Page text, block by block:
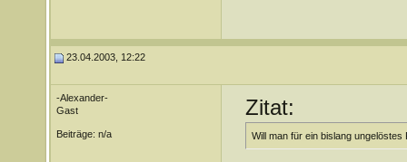
23.04.2003, 12:22
-Alexander-
Gast
Beiträge: n/a
Zitat:
Will man für ein bislang